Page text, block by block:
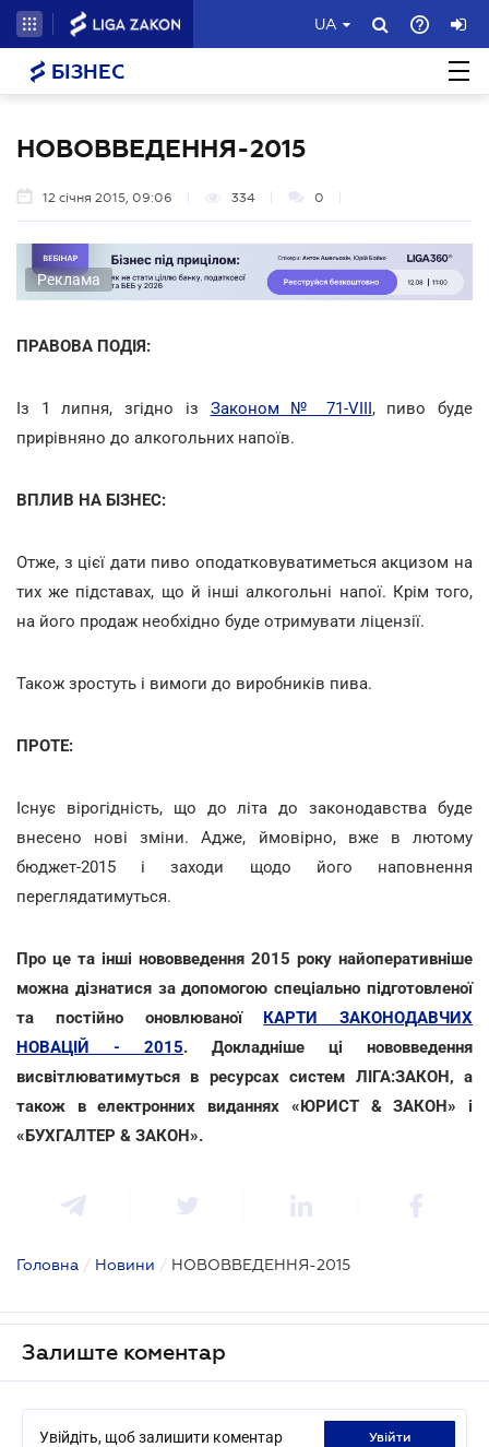
UA
БІЗНЕС
НОВОВВЕДЕННЯ-2015
12 січня 2015, 09:06 334 0
Реклама
ПРАВОВА ПОДІЯ:
Із 1 липня, згідно із Законом № 71-VIII, пиво буде
прирівняно до алкогольних напоїв.
ВПЛИВ НА БІЗНЕС:
Отже, з цієї дати пиво оподатковуватиметься акцизом на
тих же підставах, що й інші алкогольні напої. Крім того,
на його продаж необхідно буде отримувати ліцензії.
Також зростуть і вимоги до виробників пива.
ПРОТЕ:
Існує вірогідність, що до літа до законодавства буде
внесено нові зміни. Адже, ймовірно, вже в лютому
бюджет-2015 і заходи щодо його наповнення
переглядатимуться.
Про це та інші нововведення 2015 року найоперативніше
можна дізнатися за допомогою спеціально підготовленої
та постійно оновлюваної КАРТИ ЗАКОНОДАВЧИХ
НОВАЦІЙ - 2015. Докладніше ці нововведення
висвітлюватимуться в ресурсах систем ЛІГА:ЗАКОН, а
також в електронних виданнях «ЮРИСТ & ЗАКОН» і
«БУХГАЛТЕР & ЗАКОН».
Головна / Новини / НОВОВВЕДЕННЯ-2015
Залиште коментар
Увійдіть, щоб залишити коментар увійти